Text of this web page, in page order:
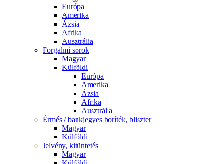
Európa
Amerika
Ázsia
Afrika
Ausztrália
Forgalmi sorok
Magyar
Külföldi
Európa
Amerika
Ázsia
Afrika
Ausztrália
Érmés / bankjegyes boríték, bliszter
Magyar
Külföldi
Jelvény, kitüntetés
Magyar